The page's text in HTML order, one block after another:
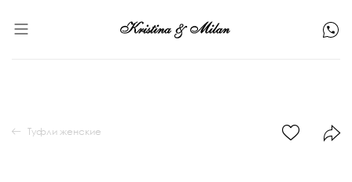
Туфли женские